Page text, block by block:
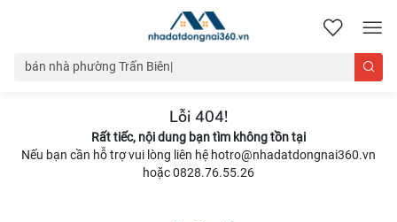
nhadatdongnai360.vn
Lỗi 404!
Rất tiếc, nội dung bạn tìm không tồn tại
Nếu bạn cần hỗ trợ vui lòng liên hệ hotro@nhadatdongnai360.vn
hoặc 0828.76.55.26